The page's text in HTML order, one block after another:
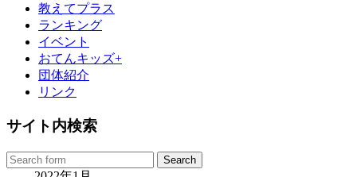
教えてプラス
ランキング
イベント
おてんキッズ+
団体紹介
リンク
サイト内検索